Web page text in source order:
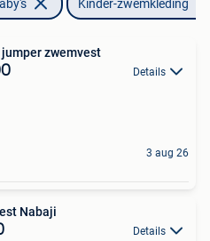
Kinder-zwemkleding
zwemvest
Details
3 aug 26
Nabaji
Details